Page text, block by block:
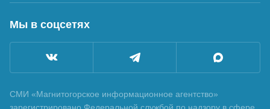
Мы в соцсетях
СМИ «Магнитогорское информационное агентство»